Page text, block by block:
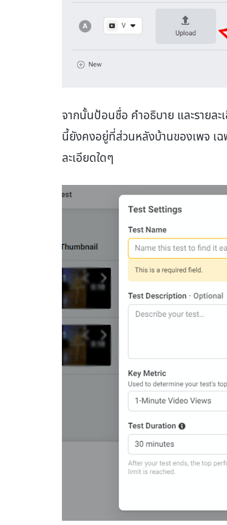
จากนั้นป้อนชื่อ คำอธิบาย และรายล
นี้ยังคงอยู่ที่ส่วนหลังบ้านของเพจ เ
ละเอียดใดๆ